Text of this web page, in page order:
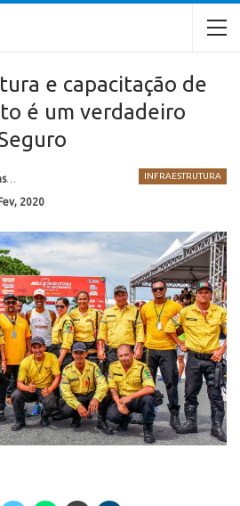
e capacitação de
é um verdadeiro
INFRAESTRUTURA
2020